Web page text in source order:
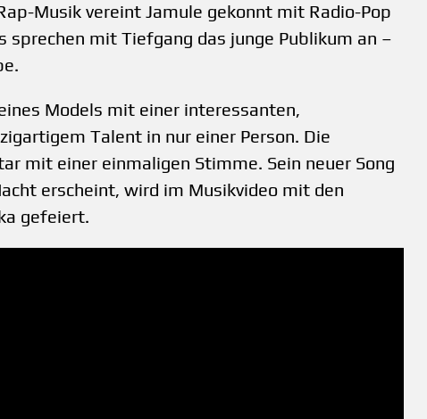
Musik vereint Jamule gekonnt mit Radio-Pop
sprechen mit Tiefgang das junge Publikum an –
Models mit einer interessanten,
Talent in nur einer Person. Die
mit einer einmaligen Stimme. Sein neuer Song
erscheint, wird im Musikvideo mit den
gefeiert.